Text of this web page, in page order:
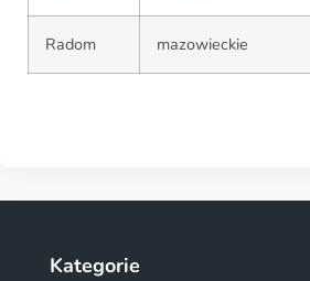
Radom mazowieckie
Kategorie